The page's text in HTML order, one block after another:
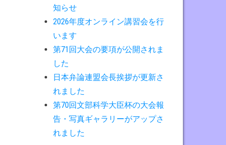
知らせ
2026年度オンライン講習会を行
います
第71回大会の要項が公開されま
した
日本弁論連盟会長挨拶が更新さ
れました
第70回文部科学大臣杯の大会報
告・写真ギャラリーがアップさ
れました